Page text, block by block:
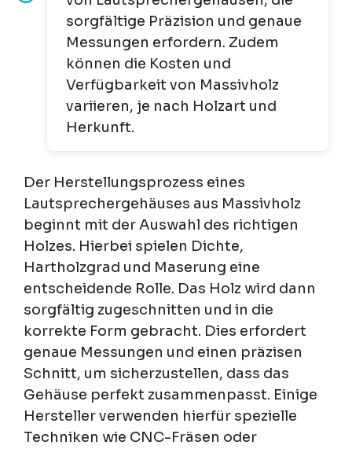
sorgfältige Präzision und genaue
Messungen erfordern. Zudem
können die Kosten und
Verfügbarkeit von Massivholz
variieren, je nach Holzart und
Herkunft.
Der Herstellungsprozess eines
Lautsprechergehäuses aus Massivholz
beginnt mit der Auswahl des richtigen
Holzes. Hierbei spielen Dichte,
Hartholzgrad und Maserung eine
entscheidende Rolle. Das Holz wird dann
sorgfältig zugeschnitten und in die
korrekte Form gebracht. Dies erfordert
genaue Messungen und einen präzisen
Schnitt, um sicherzustellen, dass das
Gehäuse perfekt zusammenpasst. Einige
Hersteller verwenden hierfür spezielle
Techniken wie CNC-Fräsen oder